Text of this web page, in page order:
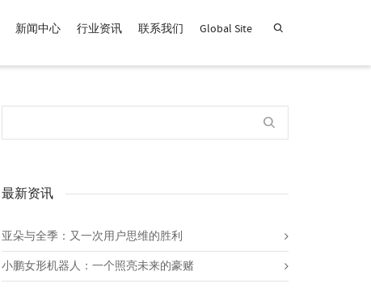
新闻中心 行业资讯 联系我们 Global Site
最新资讯
亚朵与全季：又一次用户思维的胜利
小鹏女形机器人：一个照亮未来的豪赌